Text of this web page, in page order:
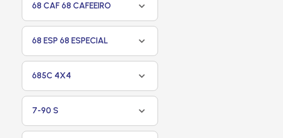
68 CAF 68 CAFEEIRO
68 ESP 68 ESPECIAL
685C 4X4
7-90 S